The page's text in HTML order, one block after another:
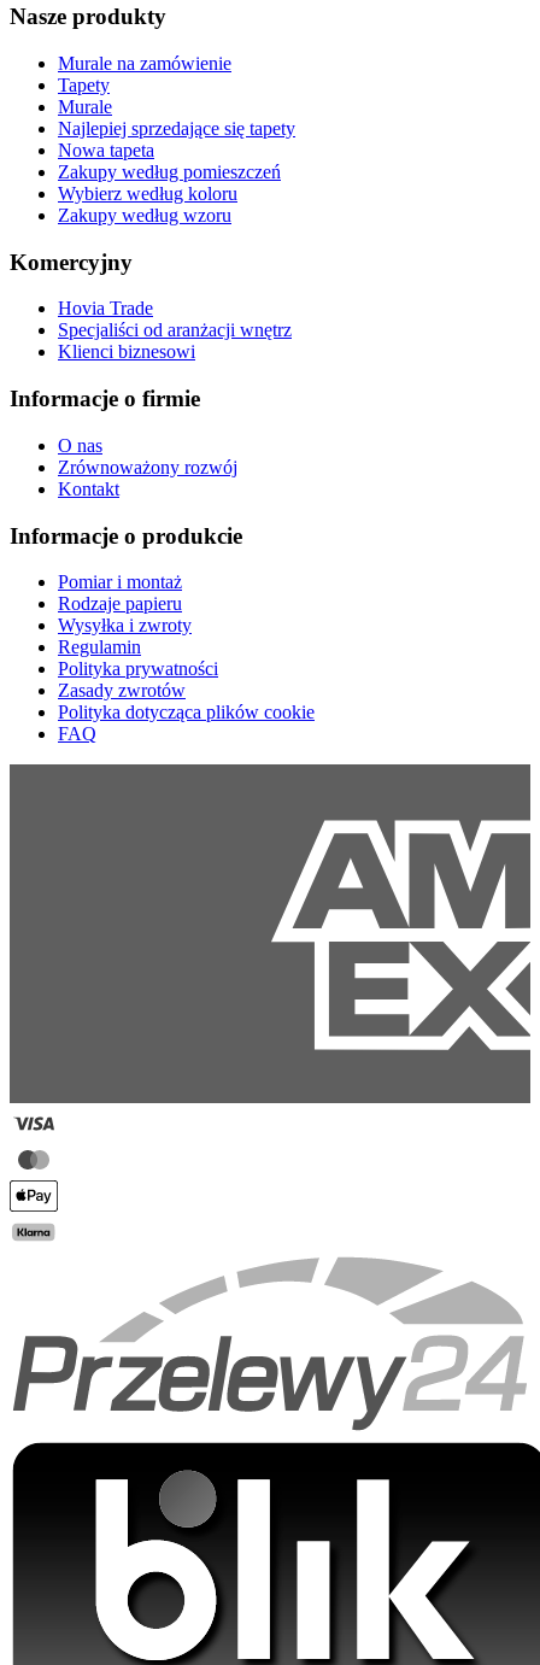
Nasze produkty
Murale na zamówienie
Tapety
Murale
Najlepiej sprzedające się tapety
Nowa tapeta
Zakupy według pomieszczeń
Wybierz według koloru
Zakupy według wzoru
Komercyjny
Hovia Trade
Specjaliści od aranżacji wnętrz
Klienci biznesowi
Informacje o firmie
O nas
Zrównoważony rozwój
Kontakt
Informacje o produkcie
Pomiar i montaż
Rodzaje papieru
Wysyłka i zwroty
Regulamin
Polityka prywatności
Zasady zwrotów
Polityka dotycząca plików cookie
FAQ